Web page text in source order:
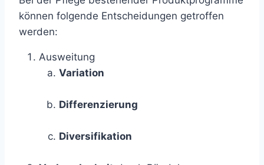
können folgende Entscheidungen getroffen
werden:
Ausweitung
Variation
Differenzierung
Diversifikation